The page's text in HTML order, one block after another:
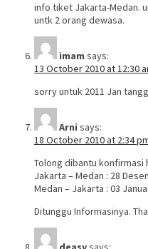
info tiket Jakarta-Medan.
untk 2 orang dewasa.
imam says:
13 October 2010 at 12:30
sorry untuk 2011 Jan
Arni says:
18 October 2010 at 2:34
Tolong dibantu konfirmasi
Jakarta – Medan : 28
Medan – Jakarta : 03
Ditunggu Informasinya.